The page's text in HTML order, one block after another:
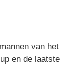
van
en de